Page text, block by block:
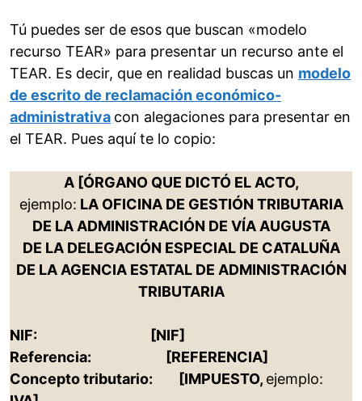
Tú puedes ser de esos que buscan «modelo
recurso TEAR» para presentar un recurso ante el
TEAR. Es decir, que en realidad buscas un modelo
de escrito de reclamación económico-
administrativa con alegaciones para presentar en
el TEAR. Pues aquí te lo copio:
A [ÓRGANO QUE DICTÓ EL ACTO,
ejemplo: LA OFICINA DE GESTIÓN TRIBUTARIA
DE LA ADMINISTRACIÓN DE VÍA AUGUSTA
DE LA DELEGACIÓN ESPECIAL DE CATALUÑA
DE LA AGENCIA ESTATAL DE ADMINISTRACIÓN
TRIBUTARIA
NIF: [NIF]
Referencia: [REFERENCIA]
Concepto tributario: [IMPUESTO, ejemplo: